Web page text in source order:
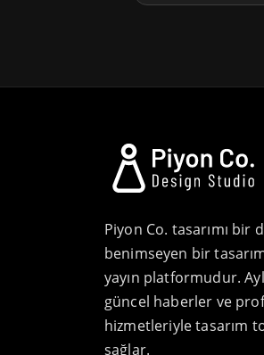
Piyon Co. tasarımı
benimseyen bir
yayın platformudur.
güncel haberler ve
hizmetleriyle tasarım
sağlar.